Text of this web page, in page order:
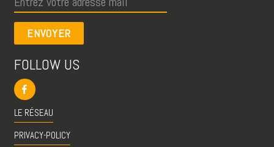
ENVOYER
FOLLOW US
LE RÉSEAU
PRIVACY-POLICY